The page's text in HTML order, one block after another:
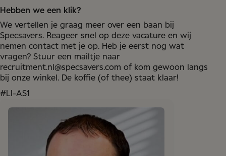
Hebben we een klik?
We vertellen je graag meer over een baan bij
Specsavers. Reageer snel op deze vacature en wij
nemen contact met je op. Heb je eerst nog wat
vragen? Stuur een mailtje naar
recruitment.nl@specsavers.com of kom gewoon langs
bij onze winkel. De koffie (of thee) staat klaar!
#LI-AS1